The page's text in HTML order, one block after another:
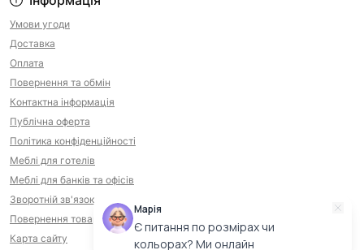
Умови угоди
Доставка
Оплата
Повернення та обмін
Контактна інформація
Публічна оферта
Політика конфіденційності
Меблі для готелів
Меблі для банків та офісів
Зворотній зв'язок
Повернення товару
Карта сайту
Марія
Є питання по розмірах чи
кольорах? Ми онлайн